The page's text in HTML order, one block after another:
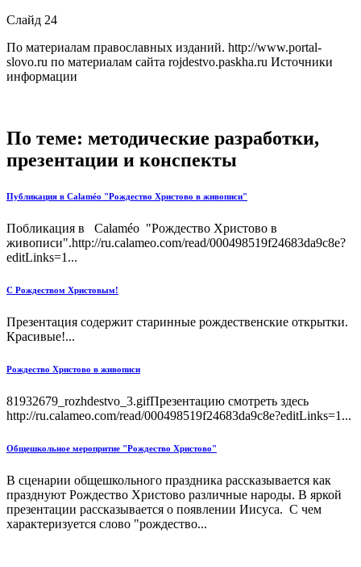
Слайд 24
По материалам православных изданий. http://www.portal-
slovo.ru по материалам сайта rojdestvo.paskha.ru Источники
информации
По теме: методические разработки,
презентации и конспекты
Публикация в Сalaméo "Рождество Христово в живописи"
Побликация в Сalaméo "Рождество Христово в
живописи".http://ru.calameo.com/read/000498519f24683da9c8e?
editLinks=1...
С Рождеством Христовым!
Презентация содержит старинные рождественские открытки.
Красивые!...
Рождество Христово в живописи
81932679_rozhdestvo_3.gifПрезентацию смотреть здесь
http://ru.calameo.com/read/000498519f24683da9c8e?editLinks=1...
Общешкольное меропритие "Рождество Христово"
В сценарии общешкольного праздника рассказывается как
празднуют Рождество Христово различные народы. В яркой
презентации рассказывается о появлении Иисуса. С чем
характеризуется слово "рождество...